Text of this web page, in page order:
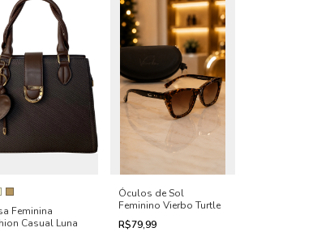
Feminina
Casual Luna
Óculos de Sol
Feminino Vierbo Turtle
R$79,99